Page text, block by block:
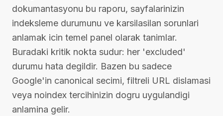
dokumantasyonu bu raporu, sayfalarinizin
indeksleme durumunu ve karsilasilan sorunlari
anlamak icin temel panel olarak tanimlar.
Buradaki kritik nokta sudur: her 'excluded'
durumu hata degildir. Bazen bu sadece
Google'in canonical secimi, filtreli URL dislamasi
veya noindex tercihinizin dogru uygulandigi
anlamina gelir.